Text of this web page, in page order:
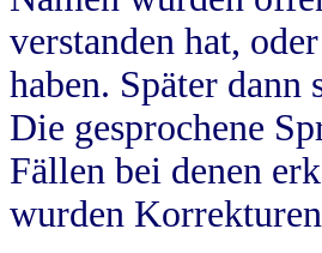
verstanden hat,
haben. Später
Die gesprochene
Fällen bei denen
wurden